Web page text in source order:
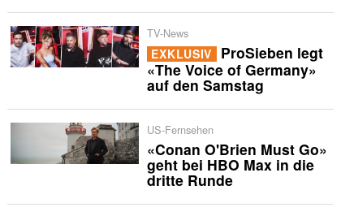
TV-News
EXKLUSIV ProSieben legt
«The Voice of Germany»
auf den Samstag
US-Fernsehen
«Conan O'Brien Must Go»
geht bei HBO Max in die
dritte Runde